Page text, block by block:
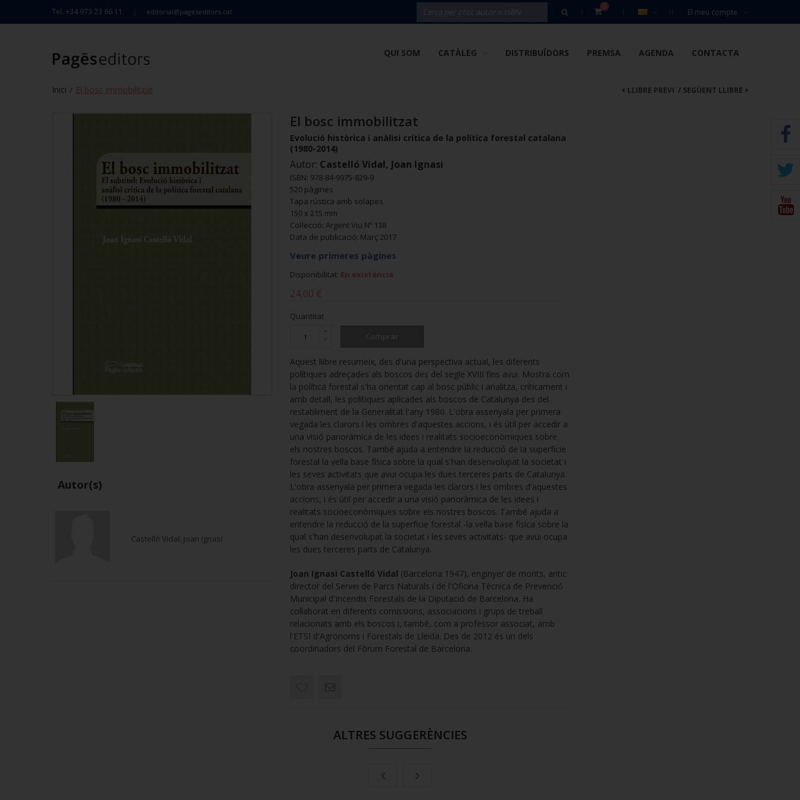
Tel. +34 973 23 66 11 editorial@pageseditors.cat El meu compte
0
QUI SOM CATÀLEG DISTRIBUÏDORS PREMSA AGENDA CONTACTA
Inici / El bosc immobilitzat SEGÜENT LLIBRE
LLIBRE PREVI /
Autor(s)
Castelló Vidal, Joan Ignasi
El bosc immobilitzat
Evolució històrica i anàlisi crítica de la política forestal catalana
(1980-2014)
Autor: Castelló Vidal, Joan Ignasi
ISBN: 978-84-9975-829-9
520 pàgines
Tapa rústica amb solapes
150 x 215 mm
Col·lecció: Argent Viu Nº 138
Data de publicació: Març 2017
Veure primeres pàgines
Disponibilitat: En existència
24,00 €
Quantitat
Aquest llibre resumeix, des d'una perspectiva actual, les diferents
polítiques adreçades als boscos des del segle XVIII fins avui. Mostra com
la política forestal s'ha orientat cap al bosc públic i analitza, críticament i
amb detall, les polítiques aplicades als boscos de Catalunya des del
restabliment de la Generalitat l'any 1980. L'obra assenyala per primera
vegada les clarors i les ombres d'aquestes accions, i és útil per accedir a
una visió panoràmica de les idees i realitats socioeconòmiques sobre
els nostres boscos. També ajuda a entendre la reducció de la superfície
forestal la vella base física sobre la qual s'han desenvolupat la societat i
les seves activitats que avui ocupa les dues terceres parts de Catalunya.
L'obra assenyala per primera vegada les clarors i les ombres d'aquestes
accions, i és útil per accedir a una visió panoràmica de les idees i
realitats socioeconòmiques sobre els nostres boscos. També ajuda a
entendre la reducció de la superfície forestal -la vella base física sobre la
qual s'han desenvolupat la societat i les seves activitats- que avui ocupa
les dues terceres parts de Catalunya.
Joan Ignasi Castelló Vidal (Barcelona 1947), enginyer de monts, antic
director del Servei de Parcs Naturals i de l'Oficina Tècnica de Prevenció
Municipal d'Incendis Forestals de la Diputació de Barcelona. Ha
col·laborat en diferents comissions, associacions i grups de treball
relacionats amb els boscos i, també, com a professor associat, amb
l'ETSI d'Agronoms i Forestals de Lleida. Des de 2012 és un dels
coordinadors del Fòrum Forestal de Barcelona.
ALTRES SUGGERÈNCIES